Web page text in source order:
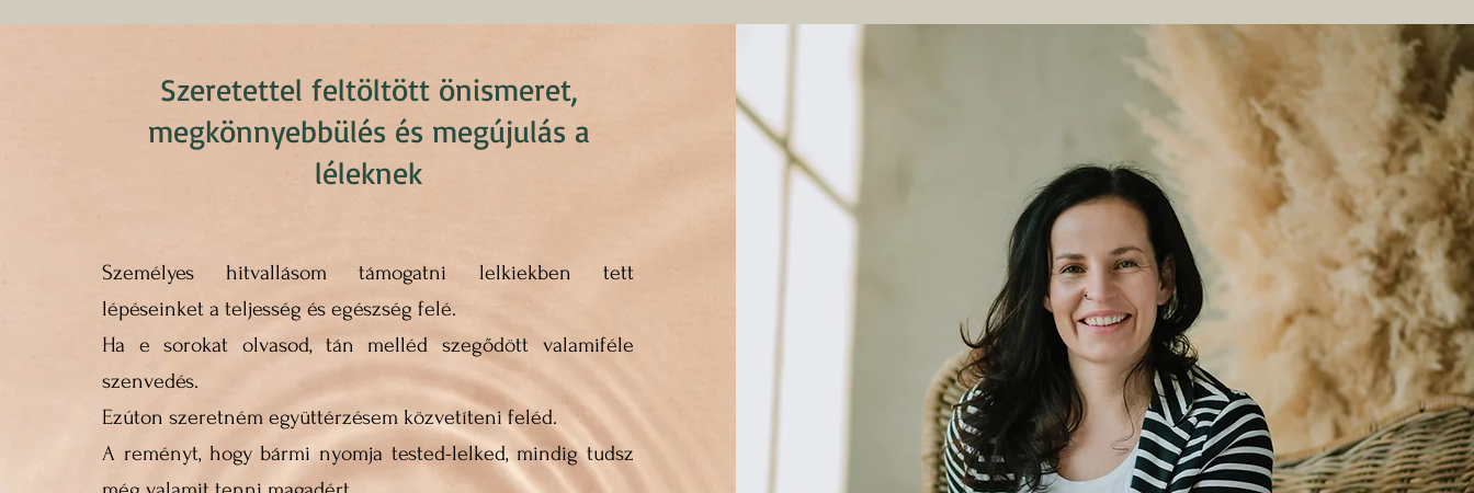
Szeretettel feltöltött önismeret,
megkönnyebbülés és megújulás a
léleknek
Személyes hitvallásom támogatni lelkiekben tett
lépéseinket a teljesség és egészség felé.
Ha e sorokat olvasod, tán melléd szegődött valamiféle
szenvedés.
Ezúton szeretném együttérzésem közvetíteni feléd.
A reményt, hogy bármi nyomja tested-lelked, mindig tudsz